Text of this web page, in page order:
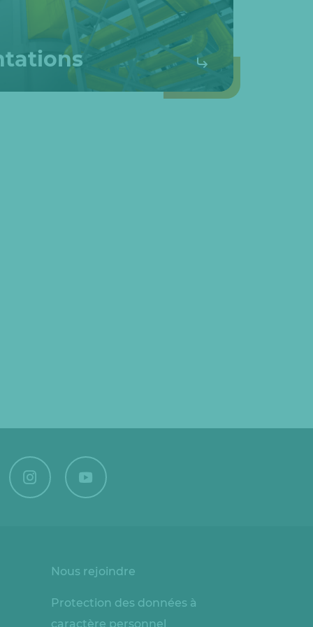
Nous rejoindre
Protection des données à
caractère personnel